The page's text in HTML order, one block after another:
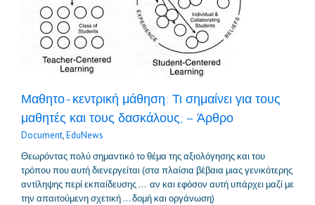
Μαθητο-κεντρική μάθηση: Τι σημαίνει για τους
μαθητές και τους δασκάλους; – Άρθρο
Document,EduNews
Θεωρόντας πολύ σημαντικό το θέμα της αξιολόγησης και του
τρόπου που αυτή διενεργείται (στα πλαίσια βέβαια μιας γενικότερης
αντίληψης περί εκπαίδευσης … αν και εφόσον αυτή υπάρχει μαζί με
την απαιτούμενη σχετική … δομή και οργάνωση)